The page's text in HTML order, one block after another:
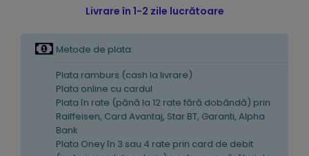
Livrare în 1-2 zile lucrătoare
Metode de plata:
Plata ramburs (cash la livrare)
Plata online cu cardul
Plata în rate (pănă la 12 rate fără dobândă) prin
Raiffeisen, Card Avantaj, Star BT, Garanti, Alpha
Bank
Plata Oney în 3 sau 4 rate prin card de debit